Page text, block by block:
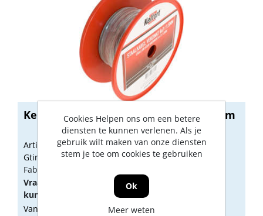
Kelfort staaldraadkabel verzinkt 1.5mm
Artikelnummer: 1525841
Gtin: 8714678037641
Fabrikant artikel nummer: 1525841
Vraag een
aan oflog in
kunnen zien.
Vandaag besteld, morgen geleverd
Cookies Helpen ons om een betere
diensten te kunnen verlenen. Als je
gebruik wilt maken van onze diensten
stem je toe om cookies te gebruiken
Ok
Meer weten